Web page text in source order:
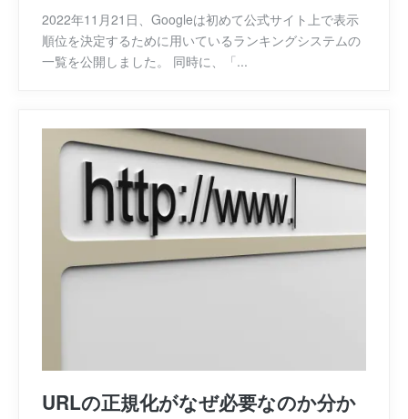
2022年11月21日、Googleは初めて公式サイト上で表示
順位を決定するために用いているランキングシステムの
一覧を公開しました。 同時に、「...
URLの正規化がなぜ必要なのか分か